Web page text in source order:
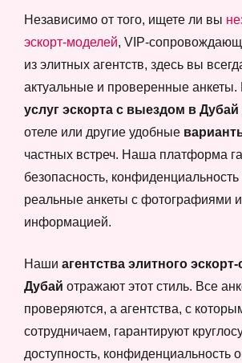
Независимо от того, ищете ли вы
эскорт-моделей, VIP-
из элитных агентств, здесь вы
актуальные и проверенные
услуг эскорта с выездом в Дубай
отеле или другие удобные
частных встреч. Наша платформа
безопасность, конфиденциальность
реальные анкеты с фотографиями
информацией.
Наши агентства элитного
Дубай отражают этот стиль. Все
проверяются, а агентства, с
сотрудничаем, гарантируют
доступность, конфиденциальность